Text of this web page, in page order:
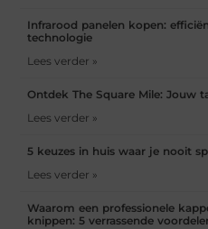
Infrarood panelen kopen:
technologie
Lees verder »
Ontdek The Square Mile: Jouw
Lees verder »
5 keuzes in huis waar je nooit
Lees verder »
Waarom een professionele
knippen: 5 verrassende